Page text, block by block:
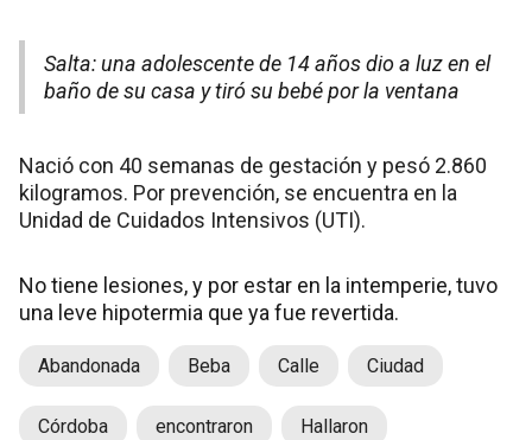
Salta: una adolescente de 14 años dio a luz en el
baño de su casa y tiró su bebé por la ventana
Nació con 40 semanas de gestación y pesó 2.860
kilogramos. Por prevención, se encuentra en la
Unidad de Cuidados Intensivos (UTI).
No tiene lesiones, y por estar en la intemperie, tuvo
una leve hipotermia que ya fue revertida.
Abandonada Beba Calle Ciudad
Córdoba encontraron Hallaron